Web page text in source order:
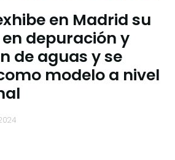
en Madrid su
depuración y
de aguas y se
modelo a nivel